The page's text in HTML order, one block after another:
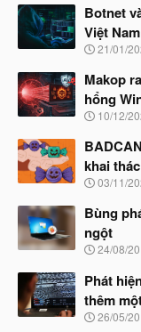
à
y
b
ắ
đ
ầ
u
Botnet
Việt
N
à
y
b
ắ
đ
ầ
u
21/01/
Makop
hổng
N
à
b
ắ
đ
ầ
u
10/12/
khai
N
à
b
ắ
đ
ầ
u
03/11/
Bùng
ngột
N
à
y
b
ắ
24/08/
Phát
thêm
N
26/05/